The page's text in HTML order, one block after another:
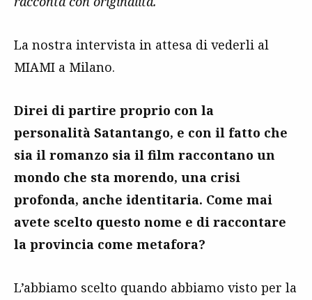
La nostra intervista in attesa di vederli al
MIAMI a Milano.
Direi di partire proprio con la
personalità Satantango, e con il fatto che
sia il romanzo sia il film raccontano un
mondo che sta morendo, una crisi
profonda, anche identitaria. Come mai
avete scelto questo nome e di raccontare
la provincia come metafora?
L’abbiamo scelto quando abbiamo visto per la